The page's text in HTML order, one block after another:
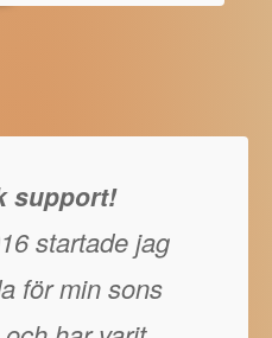
support!
startade jag
för min sons